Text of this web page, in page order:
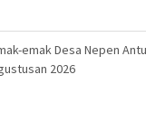
emak Desa Nepen
2026